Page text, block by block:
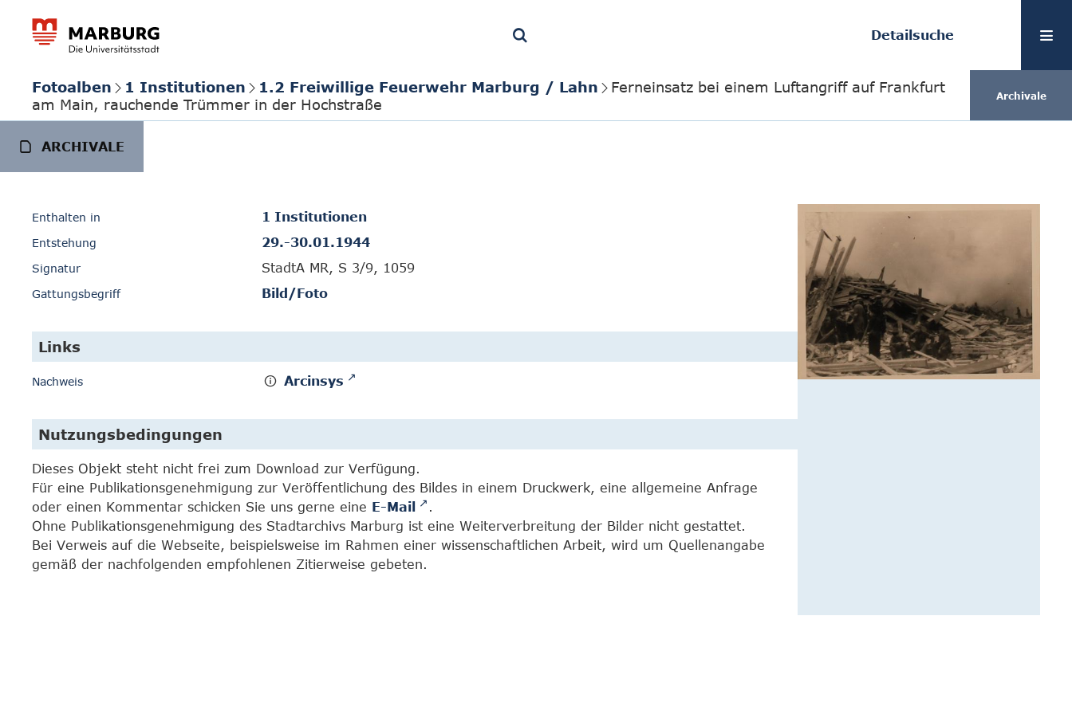
Detailsuche
Fotoalben 1 Institutionen 1.2 Freiwillige Feuerwehr Marburg / Lahn
Ferneinsatz bei einem Luftangriff auf Frankfurt
am Main, rauchende Trümmer in der Hochstraße
Archivale
ARCHIVALE
Enthalten in 1 Institutionen
Entstehung 29.-30.01.1944
Signatur StadtA MR, S 3/9, 1059
Gattungsbegriff Bild/Foto
Links
Nachweis Arcinsys
Nutzungsbedingungen
Dieses Objekt steht nicht frei zum Download zur Verfügung.
Für eine Publikationsgenehmigung zur Veröffentlichung des Bildes in einem Druckwerk, eine allgemeine Anfrage
oder einen Kommentar schicken Sie uns gerne eine E-Mail
.
Ohne Publikationsgenehmigung des Stadtarchivs Marburg ist eine Weiterverbreitung der Bilder nicht gestattet.
Bei Verweis auf die Webseite, beispielsweise im Rahmen einer wissenschaftlichen Arbeit, wird um Quellenangabe
gemäß der nachfolgenden empfohlenen Zitierweise gebeten.